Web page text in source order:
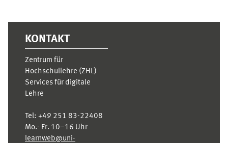
KONTAKT
Zentrum für
Hochschullehre (ZHL)
Services für digitale
Lehre
Tel: +49 251 83-22408
Mo.- Fr. 10–16 Uhr
learnweb@uni-